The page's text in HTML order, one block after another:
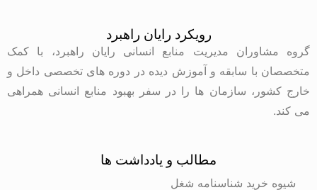
رویکرد رایان راهبرد
گروه مشاوران مدیریت منابع انسانی رایان راهبرد، با کمک
متخصصان با سابقه و آموزش دیده در دوره های تخصصی داخل و
خارج کشور، سازمان ها را در سفر بهبود منابع انسانی همراهی
می کند.
مطالب و یادداشت ها
شیوه خرید شناسنامه شغل